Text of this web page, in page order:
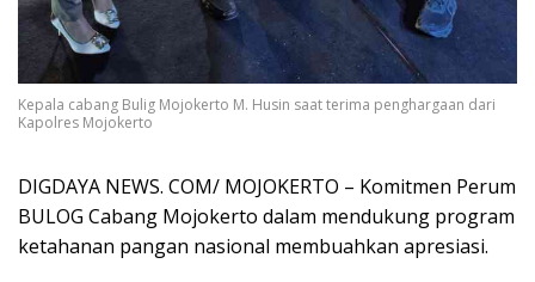
Kepala cabang Bulig Mojokerto M. Husin saat terima penghargaan dari
Kapolres Mojokerto
DIGDAYA NEWS. COM/ MOJOKERTO – Komitmen Perum
BULOG Cabang Mojokerto dalam mendukung program
ketahanan pangan nasional membuahkan apresiasi.